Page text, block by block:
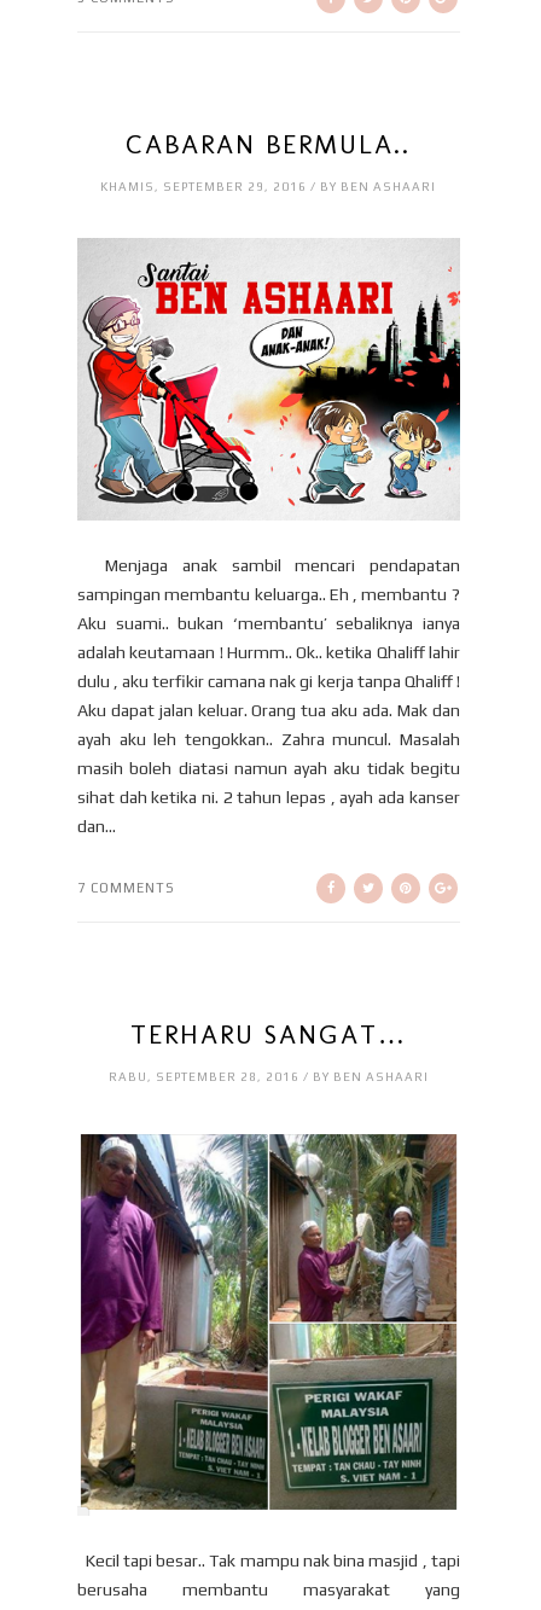
CABARAN BERMULA..
KHAMIS, SEPTEMBER 29, 2016 / BY BEN ASHAARI
Menjaga anak sambil mencari pendapatan
sampingan membantu keluarga.. Eh , membantu ?
Aku suami.. bukan ‘membantu’ sebaliknya ianya
adalah keutamaan ! Hurmm.. Ok.. ketika Qhaliff lahir
dulu , aku terfikir camana nak gi kerja tanpa Qhaliff !
Aku dapat jalan keluar. Orang tua aku ada. Mak dan
ayah aku leh tengokkan.. Zahra muncul. Masalah
masih boleh diatasi namun ayah aku tidak begitu
sihat dah ketika ni. 2 tahun lepas , ayah ada kanser
dan...
7 COMMENTS
TERHARU SANGAT…
RABU, SEPTEMBER 28, 2016 / BY BEN ASHAARI
Kecil tapi besar.. Tak mampu nak bina masjid , tapi
berusaha membantu masyarakat yang